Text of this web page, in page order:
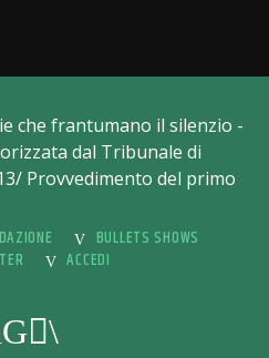
che frantumano il silenzio -
dal Tribunale di
Provvedimento del primo
BULLETS SHOWS
ACCEDI